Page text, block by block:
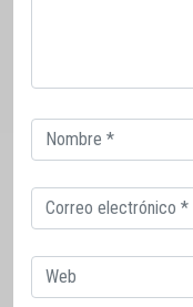
Correo
electrónico
Correo
electrónico
Web